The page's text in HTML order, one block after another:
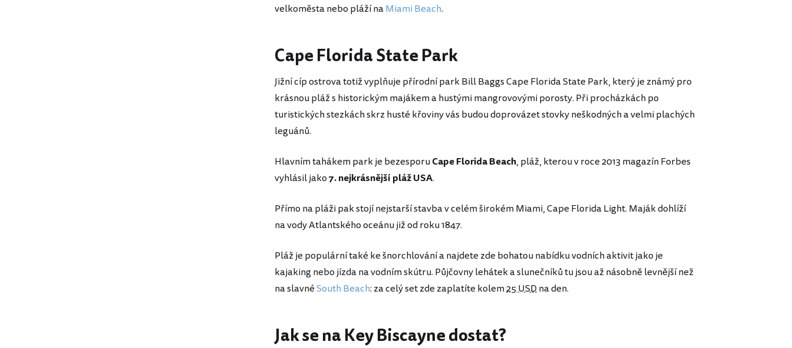
velkoměsta nebo pláží naMiami Beach.
Cape Florida State Park
Jižní cíp ostrova totiž vyplňuje přírodní park Bill Baggs Cape Florida State Park, který je známý pro
krásnou pláž s historickým majákem a hustými mangrovovými porosty. Při procházkách po
turistických stezkách skrz husté křoviny vás budou doprovázet stovky neškodných a velmi plachých
leguánů.
Hlavním tahákem park je bezesporuCape Florida Beach, pláž, kterou v roce 2013 magazín Forbes
vyhlásil jako7. nejkrásnější pláž USA.
Přímo na pláži pak stojí nejstarší stavba v celém širokém Miami, Cape Florida Light. Maják dohlíží
na vody Atlantského oceánu již od roku 1847.
Pláž je populární také ke šnorchlování a najdete zde bohatou nabídku vodních aktivit jako je
kajaking nebo jízda na vodním skútru. Půjčovny lehátek a slunečníků tu jsou až násobně levnější než
na slavnéSouth Beach: za celý set zde zaplatíte kolem25 USDna den.
Jak se na Key Biscayne dostat?